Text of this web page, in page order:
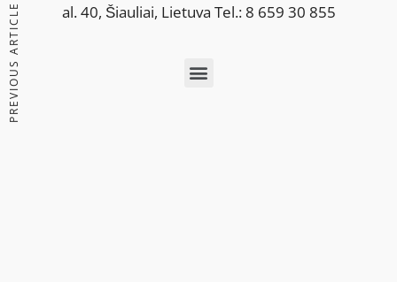
PREVIOUS ARTICLE
al. 40, Šiauliai, Lietuva Tel.: 8 659 30 855